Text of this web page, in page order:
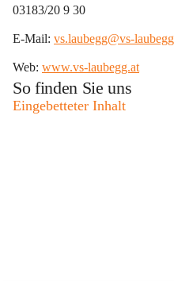
03183/20 9 30
E-Mail: vs.laubegg@vs-
Web: www.vs-laubegg.at
So finden Sie uns
Eingebetteter Inhalt